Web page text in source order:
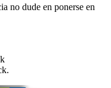
no dude en ponerse en